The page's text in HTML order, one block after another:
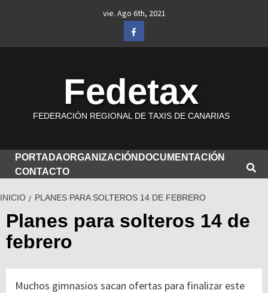
vie. Ago 6th, 2021
Facebook
Fedetax
FEDERACIÓN REGIONAL DE TAXIS DE CANARIAS
PORTADAORGANIZACIÓN DOCUMENTACIÓN
CONTACTO
INICIO PLANES PARA SOLTEROS 14 DE FEBRERO
Planes para solteros 14 de
febrero
Muchos gimnasios sacan ofertas para finalizar este